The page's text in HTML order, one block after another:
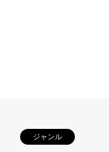
ジャンル